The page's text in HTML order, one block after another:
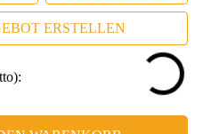
ERSTELLEN